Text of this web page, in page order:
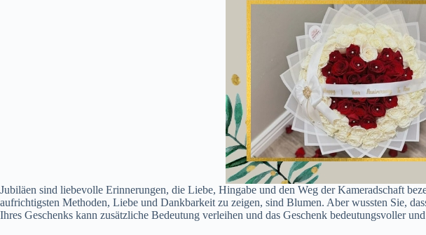
Jubiläen sind liebevolle Erinnerungen, die Liebe, Hingabe und den Weg der Kameradschaft
aufrichtigsten Methoden, Liebe und Dankbarkeit zu zeigen, sind Blumen. Aber wussten Sie,
Ihres Geschenks kann zusätzliche Bedeutung verleihen und das Geschenk bedeutungsvoller